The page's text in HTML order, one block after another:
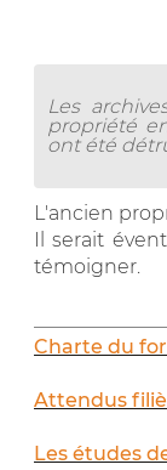
Les
propriété
ont été
L'ancien
Il serait
témoigner.
Charte du
Attendus
Les études